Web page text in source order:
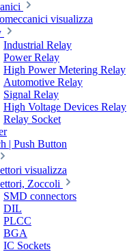
visualizza
Industrial Relay
Power Relay
High Power Metering Relay
Automotive Relay
Signal Relay
High Voltage Devices Relay
Relay Socket
| Push Button
visualizza
Zoccoli
SMD connectors
DIL
PLCC
BGA
IC Sockets